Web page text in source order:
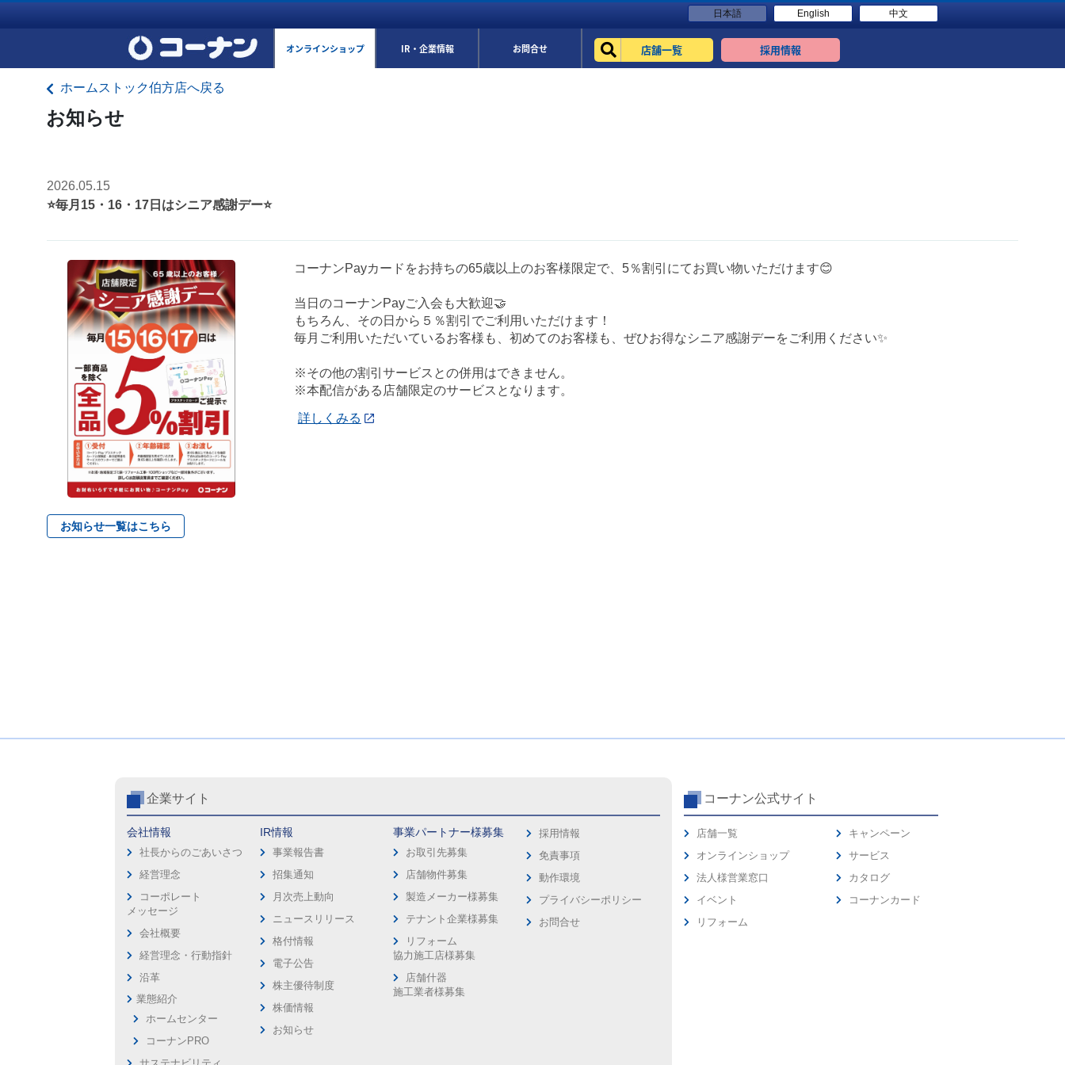
日本語 English 中文
オンラインショップ IR・企業情報 お問合せ 店舗一覧 採用情報
ホームストック伯方店へ戻る
お知らせ
2026.05.15
⭐毎月15・16・17日はシニア感謝デー⭐
コーナンPayカードをお持ちの65歳以上のお客様限定で、5％割引にてお買い物いただけます😊
当日のコーナンPayご入会も大歓迎🤝
もちろん、その日から５％割引でご利用いただけます！
毎月ご利用いただいているお客様も、初めてのお客様も、ぜひお得なシニア感謝デーをご利用ください✨
※その他の割引サービスとの併用はできません。
※本配信がある店舗限定のサービスとなります。
詳しくみる
お知らせ一覧はこちら
企業サイト
会社情報
社長からのごあいさつ
経営理念
コーポレート
メッセージ
会社概要
経営理念・行動指針
沿革
業態紹介
ホームセンター
コーナンPRO
IR情報
事業報告書
招集通知
月次売上動向
ニュースリリース
格付情報
電子公告
株主優待制度
株価情報
お知らせ
事業パートナー様募集
お取引先募集
店舗物件募集
製造メーカー様募集
テナント企業様募集
リフォーム
協力施工店様募集
店舗什器
施工業者様募集
採用情報
免責事項
動作環境
プライバシーポリシー
お問合せ
コーナン公式サイト
店舗一覧
オンラインショップ
法人様営業窓口
イベント
リフォーム
キャンペーン
サービス
カタログ
コーナンカード